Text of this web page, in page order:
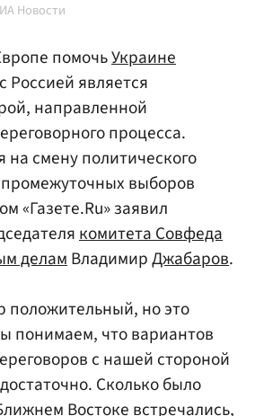
Новости
помочьУкраине
Россией является
направленной
процесса.
на смену политического
выборов
«Газете.Ru» заявил
комитета Совфеда
деламВладимирДжабаров.
положительный, но это
понимаем, что вариантов
с нашей стороной
Сколько было
Востоке встречались,